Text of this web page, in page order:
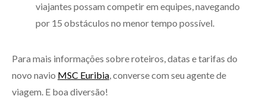
viajantes possam competir em equipes, navegando
por 15 obstáculos no menor tempo possível.
Para mais informações sobre roteiros, datas e tarifas do
novo navio MSC Euribia, converse com seu agente de
viagem. E boa diversão!